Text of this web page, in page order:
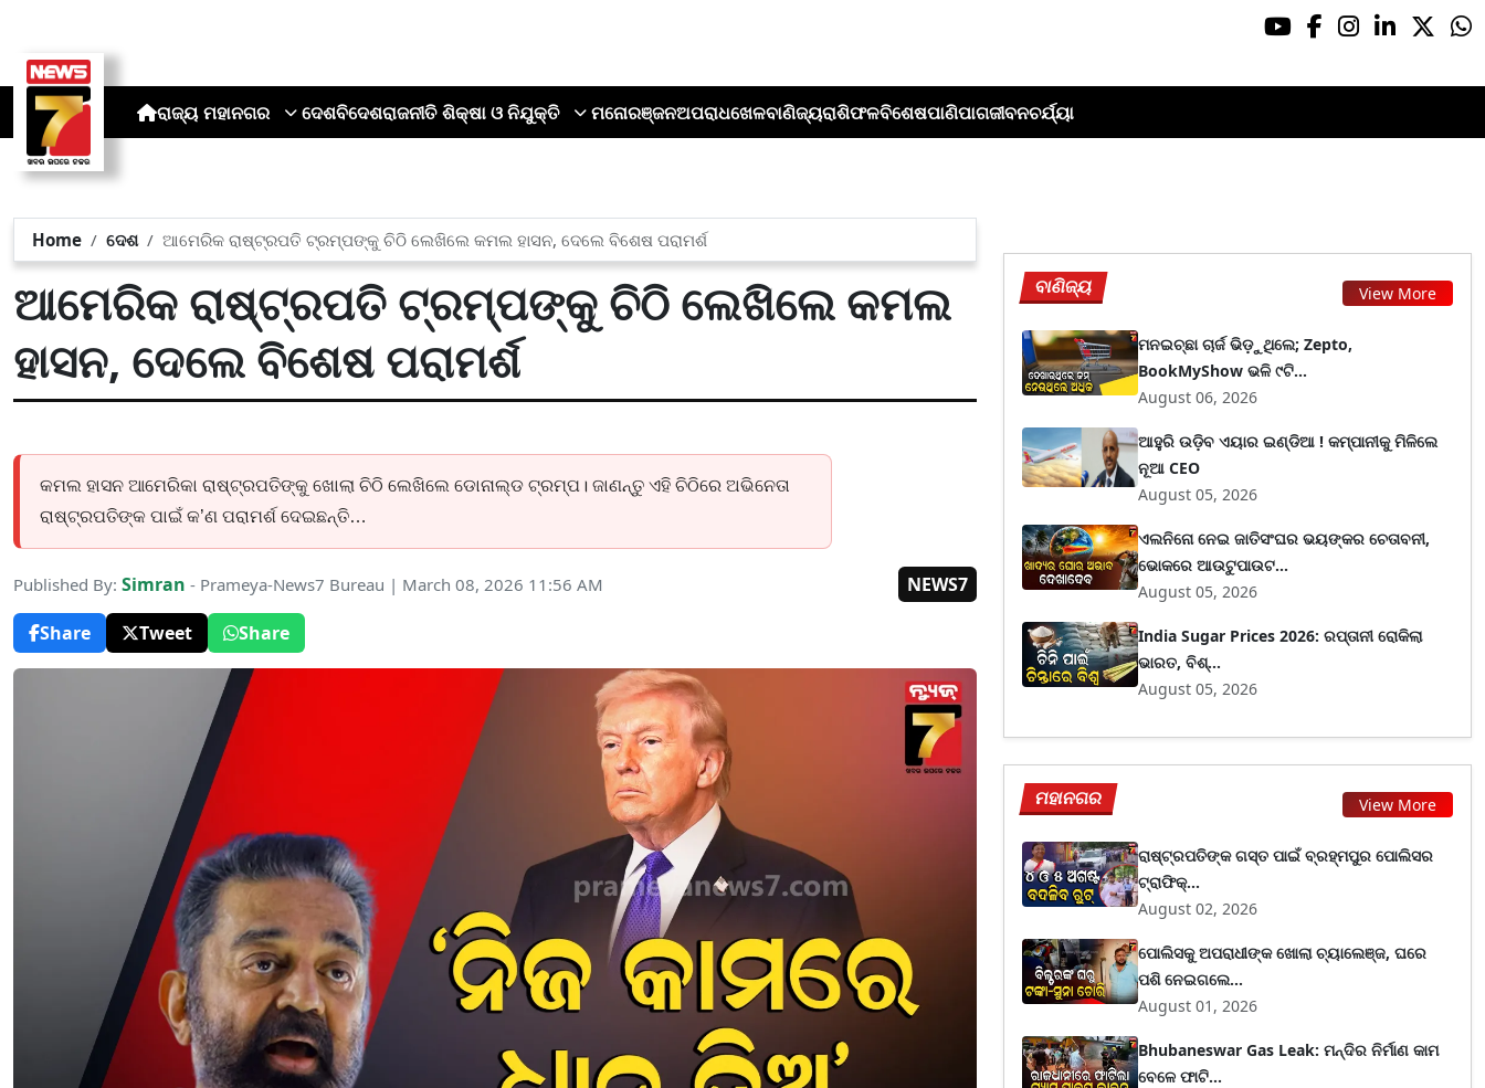
ରାଜ୍ୟ ମହାନଗର ଦେଶବିଦେଶରାଜନୀତି ଶିକ୍ଷା ଓ ନିଯୁକ୍ତି ମନୋରଞ୍ଜନଅପରାଧଖେଳବାଣିଜ୍ୟରାଶିଫଳବିଶେଷପାଣିପାଗଜୀବନଚର୍ଯ୍ୟା
Home ଦେଶ ଆମେରିକ ରାଷ୍ଟ୍ରପତି ଟ୍ରମ୍ପଙ୍କୁ ଚିଠି ଲେଖିଲେ କମଲ ହାସନ, ଦେଲେ ବିଶେଷ ପରାମର୍ଶ
ଆମେରିକ ରାଷ୍ଟ୍ରପତି ଟ୍ରମ୍ପଙ୍କୁ ଚିଠି ଲେଖିଲେ କମଲ
ହାସନ, ଦେଲେ ବିଶେଷ ପରାମର୍ଶ
କମଲ ହାସନ ଆମେରିକା ରାଷ୍ଟ୍ରପତିଙ୍କୁ ଖୋଲା ଚିଠି ଲେଖିଲେ ଡୋନାଲ୍ଡ ଟ୍ରମ୍ପ। ଜାଣନ୍ତୁ ଏହି ଚିଠିରେ ଅଭିନେତା
ରାଷ୍ଟ୍ରପତିଙ୍କ ପାଇଁ କ’ଣ ପରାମର୍ଶ ଦେଇଛନ୍ତି…
Published By: Simran - Prameya-News7 Bureau | March 08, 2026 11:56 AM
NEWS7
Share
Tweet Share
ବାଣିଜ୍ୟ View More
ମନଇଚ୍ଛା ଚାର୍ଜ ଭିଡ଼ୁଥିଲେ; Zepto,
BookMyShow ଭଳି ୯ଟି...
August 06, 2026
ଆହୁରି ଉଡ଼ିବ ଏୟାର ଇଣ୍ଡିଆ ! କମ୍ପାନୀକୁ ମିଳିଲେ
ନୂଆ CEO
August 05, 2026
ଏଲନିନୋ ନେଇ ଜାତିସଂଘର ଭୟଙ୍କର ଚେତାବନୀ,
ଭୋକରେ ଆଉଟୁପାଉଟ...
August 05, 2026
India Sugar Prices 2026: ରପ୍ତାନୀ ରୋକିଲା
ଭାରତ, ବିଶ୍...
August 05, 2026
ମହାନଗର View More
ରାଷ୍ଟ୍ରପତିଙ୍କ ଗସ୍ତ ପାଇଁ ବ୍ରହ୍ମପୁର ପୋଲିସର
ଟ୍ରାଫିକ୍...
August 02, 2026
ପୋଲିସକୁ ଅପରାଧୀଙ୍କ ଖୋଲା ଚ୍ୟାଲେଞ୍ଜ, ଘରେ
ପଶି ନେଇଗଲେ...
August 01, 2026
Bhubaneswar Gas Leak: ମନ୍ଦିର ନିର୍ମାଣ କାମ
ବେଳେ ଫାଟି...